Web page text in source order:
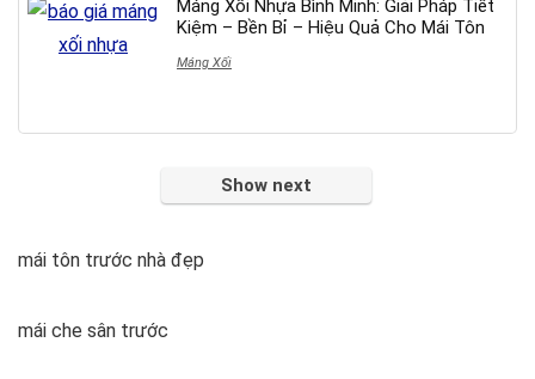
Máng Xối Nhựa Bình Minh: Giải Pháp Tiết
Kiệm – Bền Bỉ – Hiệu Quả Cho Mái Tôn
Máng Xối
Show next
mái tôn trước nhà đẹp
mái che sân trước